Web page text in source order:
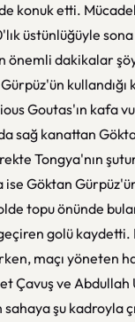
konuk etti.
üstünlüğüyle
önemli dakikalar
kullandığı
Goutas'ın kafa
sağ kanattan
Tongya'nın
Göktan
topu önünde
golü kaydetti.
maçı yöneten
Çavuş ve Abdullah
şu kadroyla